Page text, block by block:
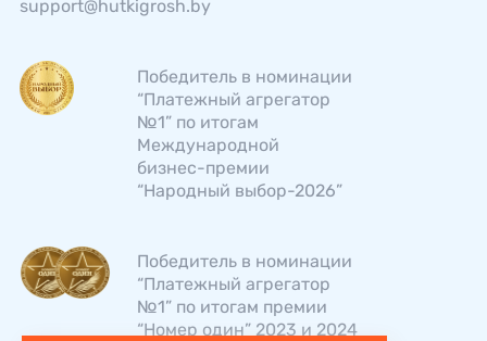
support@hutkigrosh.by
Победитель в номинации
“Платежный агрегатор
№1” по итогам
Международной
бизнес-­премии
“Народный выбор-2026”
Победитель в номинации
“Платежный агрегатор
№1” по итогам премии
“Номер один” 2023 и 2024